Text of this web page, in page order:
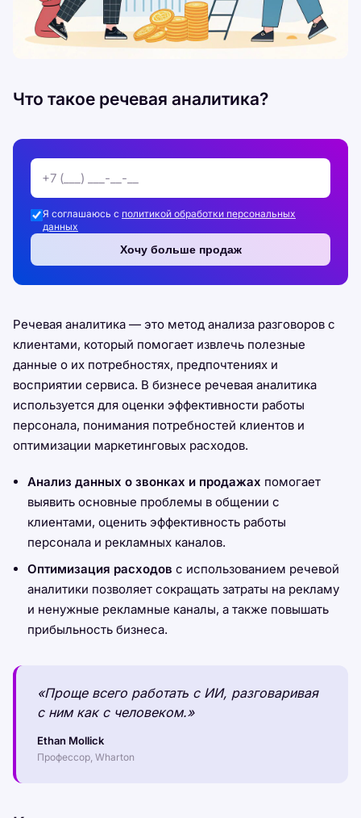
Что такое речевая аналитика?
Я соглашаюсь с политикой обработки персональных
данных
Хочу больше продаж
Речевая аналитика — это метод анализа разговоров с
клиентами, который помогает извлечь полезные
данные о их потребностях, предпочтениях и
восприятии сервиса. В бизнесе речевая аналитика
используется для оценки эффективности работы
персонала, понимания потребностей клиентов и
оптимизации маркетинговых расходов.
Анализ данных о звонках и продажах помогает
выявить основные проблемы в общении с
клиентами, оценить эффективность работы
персонала и рекламных каналов.
Оптимизация расходов с использованием речевой
аналитики позволяет сокращать затраты на рекламу
и ненужные рекламные каналы, а также повышать
прибыльность бизнеса.
«Проще всего работать с ИИ, разговаривая
с ним как с человеком.»
Ethan Mollick
Профессор, Wharton